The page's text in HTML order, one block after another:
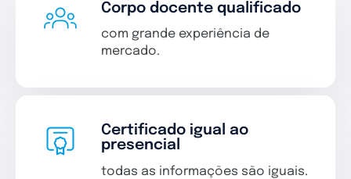
Corpo docente qualificado
com grande experiência de
mercado.
Certificado igual ao
presencial
todas as informações são iguais.